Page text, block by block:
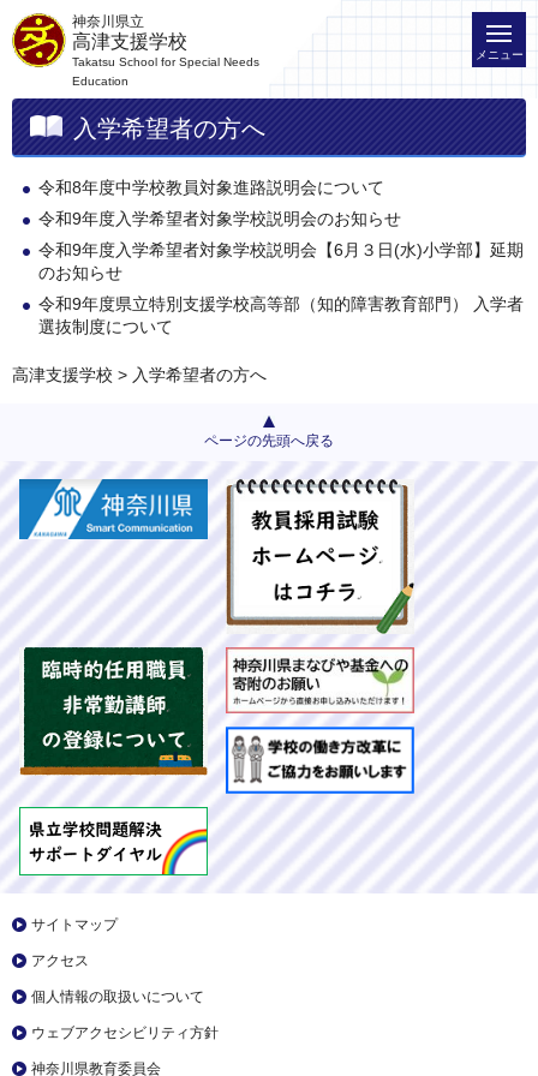
神奈川県立
高津支援学校
Takatsu School for Special Needs
Education
メニュー
入学希望者の方へ
令和8年度中学校教員対象進路説明会について
令和9年度入学希望者対象学校説明会のお知らせ
令和9年度入学希望者対象学校説明会【6月３日(水)小学部】延期
のお知らせ
令和9年度県立特別支援学校高等部（知的障害教育部門） 入学者
選抜制度について
高津支援学校 > 入学希望者の方へ
ページの先頭へ戻る
サイトマップ
アクセス
個人情報の取扱いについて
ウェブアクセシビリティ方針
神奈川県教育委員会